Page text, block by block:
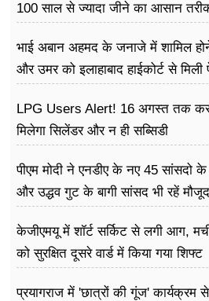
100 साल से ज्यादा जीने का आसान
भाई अबान अहमद के जनाजे में शामिल
और उमर को इलाहाबाद हाईकोर्ट से मिली
LPG Users Alert! 16 अगस्त तक
मिलेगा सिलेंडर और न ही सब्सिडी
पीएम मोदी ने एनडीए के नए 45 सांसदो
और उद्धव गुट के बागी सांसद भी रहें मौजूद
केजीएमयू में शॉर्ट सर्किट से लगी आग,
को सुरक्षित दूसरे वार्ड में किया गया शिफ्ट
प्रयागराज में 'छात्रों की गूंज' कार्यक्रम